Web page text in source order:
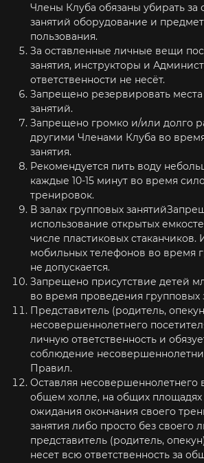
Члены Клуба обязаны убирать за
занятий оборудование и
пользования.
За оставленные личные вещи
занятия, инструкторы и
ответственности не несёт.
Запрещено резервировать места
занятий.
Запрещено громко и/или долго
другими Членами Клуба во
занятия.
Рекомендуется пить воду
каждые 10-15 минут во время
тренировок.
В залах групповых
использование открытых
числе пластиковых стаканчиков.
мобильных телефонов во время
не допускается.
Запрещено присутствие детей
во время проведения групповых
Представитель (родитель,
несовершеннолетнего
личную ответственность и
соблюдение
Правил.
Оставляя несовершеннолетнего
общем холле, на общих площадях
ожидания окончания своего
занятия либо просто без своего
представитель (родитель,
несет всю ответственность за